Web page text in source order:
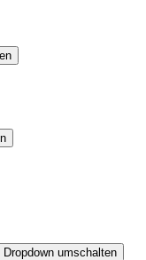
Dropdown umschalten